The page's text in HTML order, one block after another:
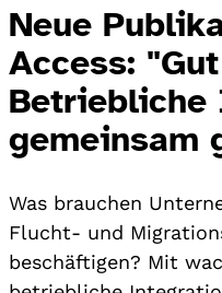
Neue
Access:
gemeinsam
Was brauchen
Flucht- und
beschäftigen? Mit